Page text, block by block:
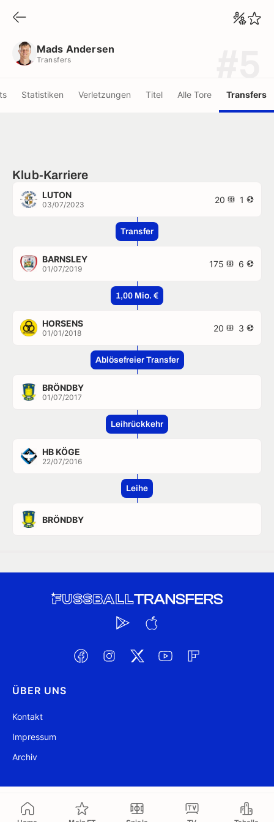
Mads Andersen
Transfers
Statistiken Verletzungen Titel Alle Tore Transfers
Klub-Karriere
LUTON
03/07/2023 20 1
Transfer
BARNSLEY
01/07/2019 175 6
1,00 Mio. €
HORSENS
01/01/2018 20 3
Ablösefreier Transfer
BRÖNDBY
01/07/2017
Leihrückkehr
HB KÖGE
22/07/2016
Leihe
BRÖNDBY
ÜBER UNS
Kontakt
Impressum
Archiv